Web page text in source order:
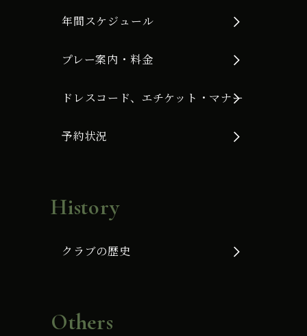
年間スケジュール
プレー案内・料金
ドレスコード、エチケット・マナー
予約状況
History
クラブの歴史
Others